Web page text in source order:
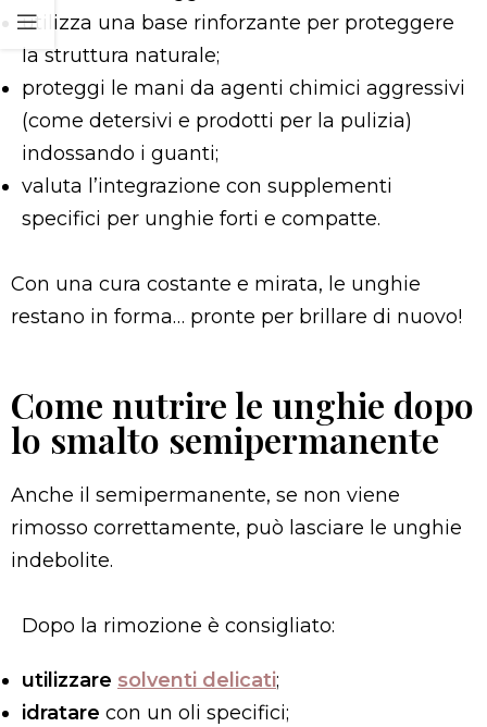
utilizza una base rinforzante per proteggere
la struttura naturale;
proteggi le mani da agenti chimici aggressivi
(come detersivi e prodotti per la pulizia)
indossando i guanti;
valuta l’integrazione con supplementi
specifici per unghie forti e compatte.
Con una cura costante e mirata, le unghie
restano in forma… pronte per brillare di nuovo!
Come nutrire le unghie dopo
lo smalto semipermanente
Anche il semipermanente, se non viene
rimosso correttamente, può lasciare le unghie
indebolite.
Dopo la rimozione è consigliato:
utilizzare solventi delicati;
idratare con un oli specifici;